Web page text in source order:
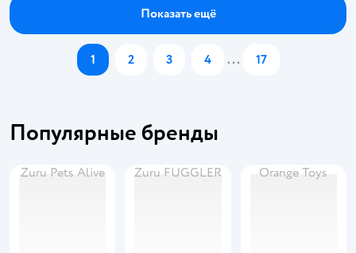
Показать ещё
1 2 3 4 ... 17
Популярные бренды
Zuru Pets Alive Zuru FUGGLER Orange Toys